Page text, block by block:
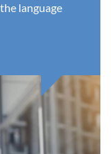
language